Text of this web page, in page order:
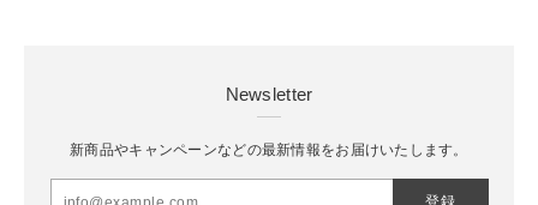
Newsletter
新商品やキャンペーンなどの最新情報をお届けいたします。